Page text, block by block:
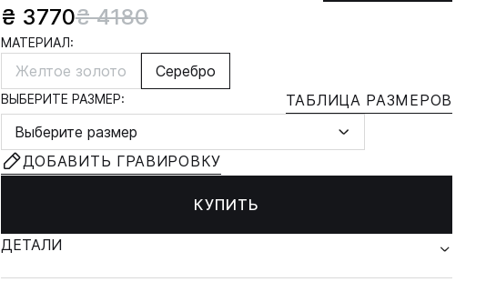
₴ 3770₴ 4180
МАТЕРИАЛ:
Желтое золото Серебро
ВЫБЕРИТЕ РАЗМЕР:
ТАБЛИЦА РАЗМЕРОВ
Выберите размер
ДОБАВИТЬ ГРАВИРОВКУ
КУПИТЬ
ДЕТАЛИ